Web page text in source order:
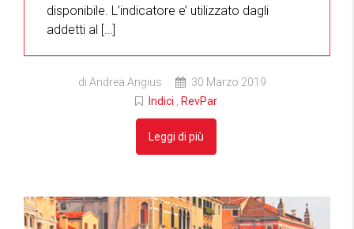
disponibile. L’indicatore e’ utilizzato dagli
addetti al […]
di Andrea Angius
30 Marzo 2019
Indici
RevPar
Leggi di più